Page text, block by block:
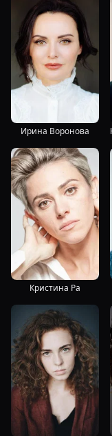
Ирина Воронова
Кристина Ра